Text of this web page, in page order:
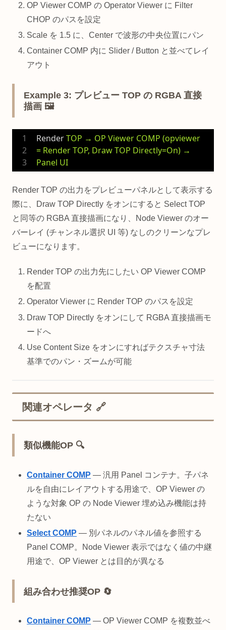
OP Viewer COMP の Operator Viewer に Filter
CHOP のパスを設定
Scale を 1.5 に、Center で波形の中央位置にパン
Container COMP 内に Slider / Button と並べてレイ
アウト
Example 3: プレビュー TOP の RGBA 直接
描画 🖼️
RenderTOP → OP Viewer COMP (opviewer
= Render TOP, Draw TOP Directly=On) →
Panel UI
Render TOP の出力をプレビューパネルとして表示する
際に、Draw TOP Directly をオンにすると Select TOP
と同等の RGBA 直接描画になり、Node Viewer のオー
バーレイ (チャンネル選択 UI 等) なしのクリーンなプレ
ビューになります。
Render TOP の出力先にしたい OP Viewer COMP
を配置
Operator Viewer に Render TOP のパスを設定
Draw TOP Directly をオンにして RGBA 直接描画モ
ードへ
Use Content Size をオンにすればテクスチャ寸法
基準でのパン・ズームが可能
関連オペレータ 🔗
類似機能OP 🔍
Container COMP — 汎用 Panel コンテナ。子パネ
ルを自由にレイアウトする用途で、OP Viewer の
ような対象 OP の Node Viewer 埋め込み機能は持
たない
Select COMP — 別パネルのパネル値を参照する
Panel COMP。Node Viewer 表示ではなく値の中継
用途で、OP Viewer とは目的が異なる
組み合わせ推奨OP 🔄
Container COMP — OP Viewer COMP を複数並べ